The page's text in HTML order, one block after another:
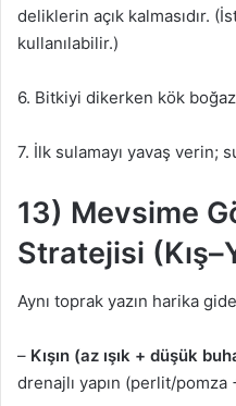
deliklerin açık kalmasıdır.
kullanılabilir.)
6. Bitkiyi dikerken kök
7. İlk sulamayı yavaş verin;
13) Mevsime
Stratejisi
Aynı toprak yazın harika
– Kışın (az ışık + düşük
drenajlı yapın (perlit/pomza